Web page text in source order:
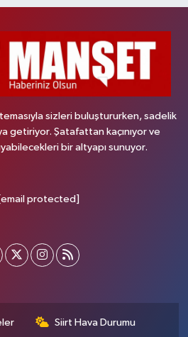
sizleri buluştururken, sadelik
getiriyor. Şatafattan kaçınıyor ve
bir altyapı sunuyor.
[email protected]
Siirt Hava Durumu